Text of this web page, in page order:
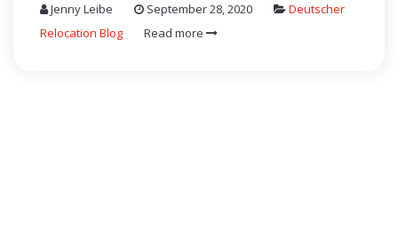
Jenny Leibe September 28, 2020
Deutscher
Relocation Blog
Read more